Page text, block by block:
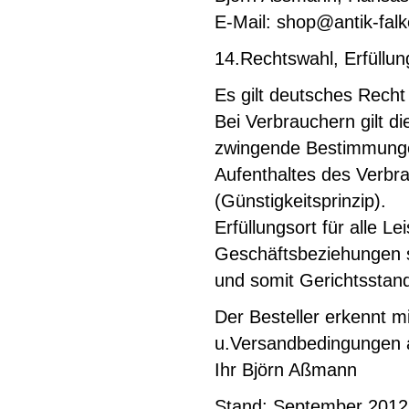
E-Mail: shop@antik-
14.Rechtswahl,
Es gilt deutsches
Bei Verbrauchern gilt
zwingende
Aufenthaltes des
(Günstigkeitsprinzip).
Erfüllungsort für alle
und somit
Der Besteller erkennt
u.Versandbedingungen
Ihr Björn Aßmann